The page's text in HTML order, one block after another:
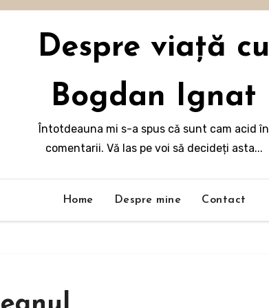
Despre viață cu
Bogdan Ignat
Întotdeauna mi s-a spus că sunt cam acid în
comentarii. Vă las pe voi să decideți asta...
Home Despre mine Contact